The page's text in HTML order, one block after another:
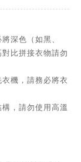
深色（如黑、
比拼接衣物請勿
機，請務必將衣
，請勿使用高溫